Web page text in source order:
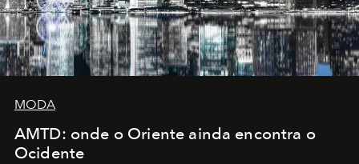
MODA
AMTD: onde o Oriente ainda encontra o
Ocidente